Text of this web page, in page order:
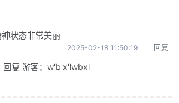
状态非常美丽
2025-02-18 11:50:19 回复
回复 游客：w'b'x'lwbxl